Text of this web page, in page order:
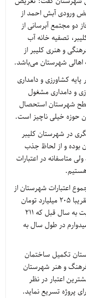
ورودی آبش احمد از
دو مجتمع آبرسانی از
۲۰۰۰ آبش‌احمد و کلیبر، تصفیه خانه آب
و هنری کلیبر از
شهرستان می‌باشد.
کشاورزی و دامداری
و دامداری مشغول
تن گندم در سطح شهرستان استحصال
حوزه خیلی ناچیز است.
در شهرستان کلیبر
بوده و از لحاظ جذب
متاسفانه در اعتبارات
اعتبارات شهرستان از
محل تملک دارایی سرمایه‌ای در سال ۱۴۰۵ تقریبا ۲۰۵ میلیارد تومان
است که به دلیل وضعیت و شرایط حاکم نسبت به سال قبل که ۲۱۱
در طول سال به
تکمیل ساختمان
فرهنگ و هنر شهرستان
تومان بیشترین اعتبار در نظر
پروژه تسریع نماید.